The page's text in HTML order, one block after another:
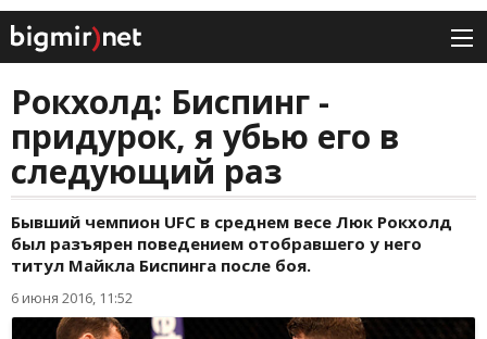
Рокхолд: Биспинг -
придурок, я убью его в
следующий раз
Бывший чемпион UFC в среднем весе Люк Рокхолд
был разъярен поведением отобравшего у него
титул Майкла Биспинга после боя.
6 июня 2016, 11:52